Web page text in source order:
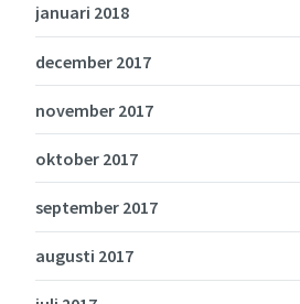
januari 2018
december 2017
november 2017
oktober 2017
september 2017
augusti 2017